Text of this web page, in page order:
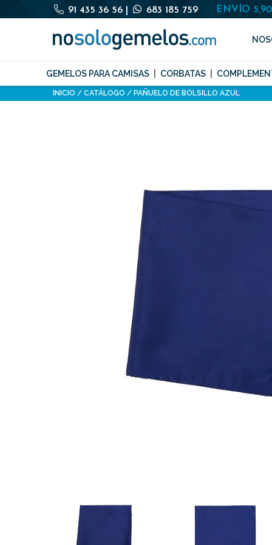
91 435 36 56 683 185 759 ENVÍO
GEMELOS PARA CAMISAS CORBATAS
INICIO CATÁLOGO PAÑUELO DE BOLSILLO AZUL